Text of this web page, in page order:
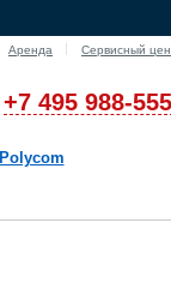
Аренда Сервисный
+7 495 988-
Polycom